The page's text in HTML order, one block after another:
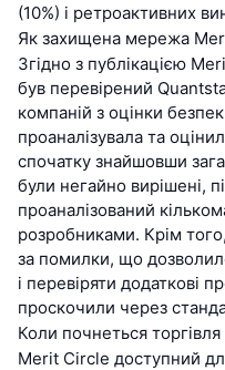
(10%) і ретроактивних
Як захищена мережа
Згідно з публікацією
був перевірений
компаній з оцінки
проаналізувала та
спочатку знайшовши
були негайно вирішені,
проаналізований
розробниками. Крім
за помилки, що
і перевіряти додаткові
проскочили через
Коли почнеться
Merit Circle доступний